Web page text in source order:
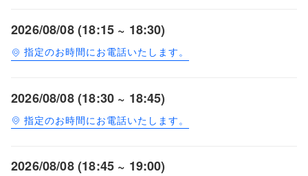
2026/08/08 (18:15 ~ 18:30)
指定のお時間にお電話いたします。
2026/08/08 (18:30 ~ 18:45)
指定のお時間にお電話いたします。
2026/08/08 (18:45 ~ 19:00)